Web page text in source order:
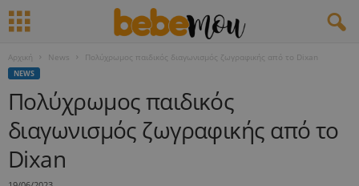
Αρχική News Πολύχρωμος παιδικός διαγωνισμός ζωγραφικής από το Dixan
NEWS
Πολύχρωμος παιδικός
διαγωνισμός ζωγραφικής από το
Dixan